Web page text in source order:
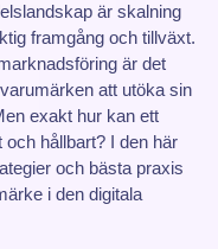
är skalning
framgång och tillväxt.
är det
att utöka sin
exakt hur kan ett
hållbart? I den här
och bästa praxis
i den digitala